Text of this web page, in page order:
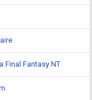
Final Fantasy NT